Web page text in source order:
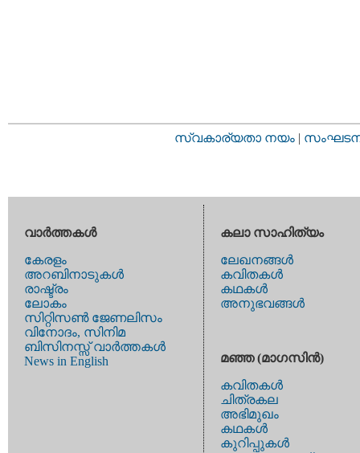
സ്വകാര്യതാ നയം |
വാര്‍ത്തകള്‍
കേരളം
അറബിനാടുകള്‍
രാഷ്ട്രം
ലോകം
സിറ്റിസണ്‍ ജേണലിസം
വിനോദം, സിനിമ
ബിസിനസ്സ് വാര്‍ത്തകള്‍
News in English
കലാ സാഹിത്യം
ലേഖനങ്ങള്‍
കവിതകള്‍
കഥകള്‍
അനുഭവങ്ങള്‍
മഞ്ഞ (മാഗസിന്‍)
കവിതകള്‍
ചിത്രകല
അഭിമുഖം
കഥകള്‍
കുറിപ്പുകള്‍